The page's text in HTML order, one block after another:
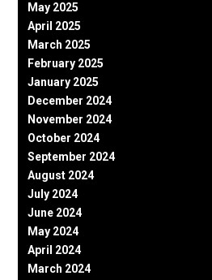
May 2025
April 2025
March 2025
February 2025
January 2025
December 2024
November 2024
October 2024
September 2024
August 2024
July 2024
June 2024
May 2024
April 2024
March 2024